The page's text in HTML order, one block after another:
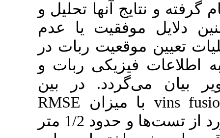
آنها تحلیل و
یا عدم
ربات در
ربات و
در بین
میزانRMSE
کمتر از یک متر برای دو مورد از تست‌ها و حدود 1/2 متر